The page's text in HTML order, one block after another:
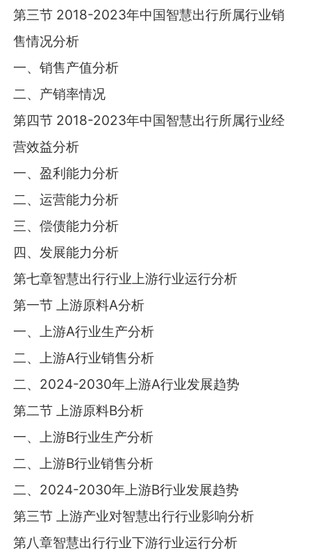
第三节 2018-2023年中国智慧出行所属行业销
售情况分析
一、销售产值分析
二、产销率情况
第四节 2018-2023年中国智慧出行所属行业经
营效益分析
一、盈利能力分析
二、运营能力分析
三、偿债能力分析
四、发展能力分析
第七章智慧出行行业上游行业运行分析
第一节 上游原料A分析
一、上游A行业生产分析
二、上游A行业销售分析
二、2024-2030年上游A行业发展趋势
第二节 上游原料B分析
一、上游B行业生产分析
二、上游B行业销售分析
二、2024-2030年上游B行业发展趋势
第三节 上游产业对智慧出行行业影响分析
第八章智慧出行行业下游行业运行分析